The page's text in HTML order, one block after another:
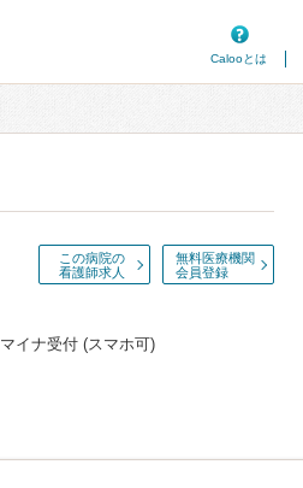
Calooとは
この病院の
看護師求人
無料医療機関
会員登録
マイナ受付 (スマホ可)